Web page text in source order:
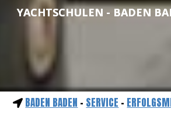
YACHTSCHULEN - BADEN
BADEN BADEN - SERVICE -